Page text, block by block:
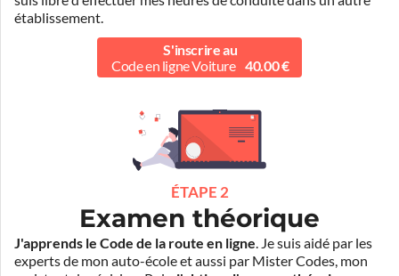
établissement.
S'inscrire au
Code en ligne Voiture 40.00 €
ÉTAPE 2
Examen théorique
J'apprends le Code de la route en ligne. Je suis aidé par les
experts de mon auto-école et aussi par Mister Codes, mon